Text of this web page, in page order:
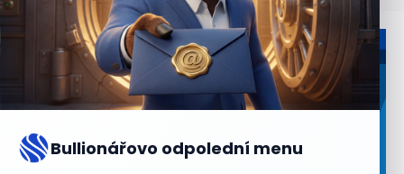
Bullionářovo odpolední menu